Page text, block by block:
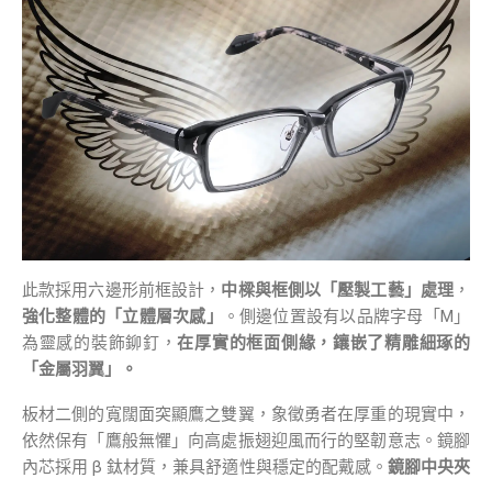
此款採用六邊形前框設計， 中樑與框側以「壓製工藝」處理 ，
強化整體的「立體層次感」
。側邊位置設有以品牌字母「M」
為靈感的裝飾鉚釘，在厚實的框面側緣，鑲嵌了精雕細琢的
「金屬羽翼」。
板材二側的寬闊面突顯鷹之雙翼，象徵勇者在厚重的現實中，
依然保有「鷹般無懼」向高處振翅迎風而行的堅韌意志。鏡腳
內芯採用 β 鈦材質，兼具舒適性與穩定的配戴感。 鏡腳中央夾